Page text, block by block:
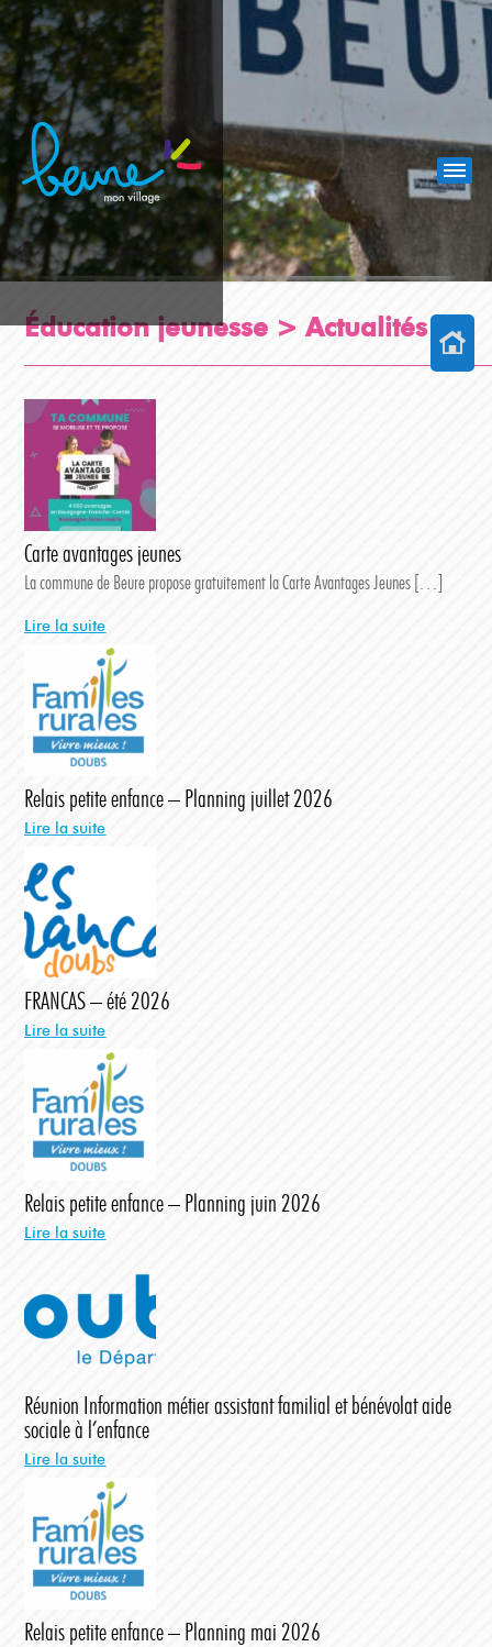
Éducation jeunesse >Actualités
Carte avantages jeunes
La commune de Beure propose gratuitement la Carte Avantages Jeunes […]
Lire la suite
Relais petite enfance – Planning juillet 2026
Lire la suite
FRANCAS – été 2026
Lire la suite
Relais petite enfance – Planning juin 2026
Lire la suite
Réunion Information métier assistant familial et bénévolat aide
sociale à l’enfance
Lire la suite
Relais petite enfance – Planning mai 2026